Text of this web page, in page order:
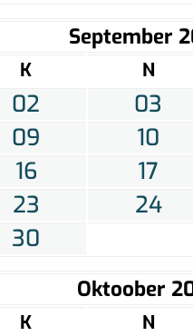
September
K N
02 03
09 10
16 17
23 24
30
Oktoober
K N